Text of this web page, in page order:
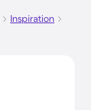
Inspiration